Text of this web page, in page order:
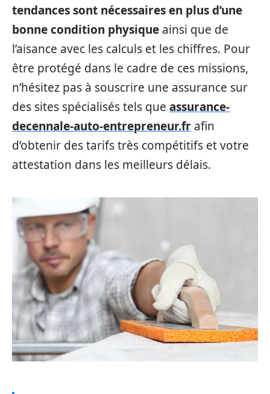
tendances sont nécessaires en plus d’une
bonne condition physique ainsi que de
l’aisance avec les calculs et les chiffres. Pour
être protégé dans le cadre de ces missions,
n’hésitez pas à souscrire une assurance sur
des sites spécialisés tels que assurance-
decennale-auto-entrepreneur.fr afin
d’obtenir des tarifs très compétitifs et votre
attestation dans les meilleurs délais.